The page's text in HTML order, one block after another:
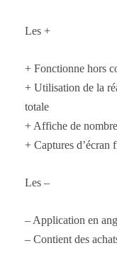
Les +
+ Fonctionne hors
+ Utilisation de la
totale
+ Affiche de
+ Captures d’écran
Les –
– Application en
– Contient des